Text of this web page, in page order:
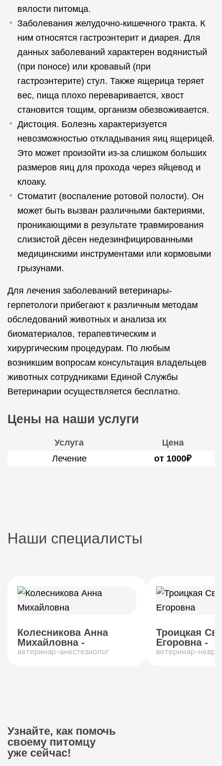
вялости питомца.
Заболевания желудочно-кишечного тракта. К
ним относятся гастроэнтерит и диарея. Для
данных заболеваний характерен водянистый
(при поносе) или кровавый (при
гастроэнтерите) стул. Также ящерица теряет
вес, пища плохо переваривается, хвост
становится тощим, организм обезвоживается.
Дистоция. Болезнь характеризуется
невозможностью откладывания яиц ящерицей.
Это может произойти из-за слишком больших
размеров яиц для прохода через яйцевод и
клоаку.
Стоматит (воспаление ротовой полости). Он
может быть вызван различными бактериями,
проникающими в результате травмирования
слизистой дёсен недезинфицированными
медицинскими инструментами или кормовыми
грызунами.
Для лечения заболеваний ветеринары-
герпетологи прибегают к различным методам
обследований животных и анализа их
биоматериалов, терапевтическим и
хирургическим процедурам. По любым
возникшим вопросам консультация владельцев
животных сотрудниками Единой Службы
Ветеринарии осуществляется бесплатно.
Цены на наши услуги
Услуга
Цена
Лечение
от 1000₽
Наши специалисты
Колесникова Анна
Михайловна -
ветеринар-анестезиолог
Троицкая
Егоровна -
ветеринар-
Узнайте, как помочь
своему питомцу
уже сейчас!